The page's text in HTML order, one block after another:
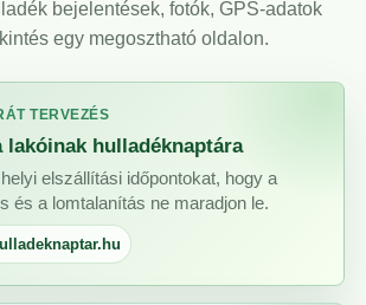
bejelentések, fotók, GPS-adatok
egy megosztható oldalon.
TERVEZÉS
lakóinak hulladéknaptára
elszállítási időpontokat, hogy a
és a lomtalanítás ne maradjon le.